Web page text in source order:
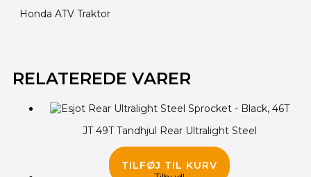
Honda ATV Traktor
RELATEREDE VARER
JT 49T Tandhjul Rear Ultralight Steel
TILFØJ TIL KURV
oprindelige
pris
530.00 kr..375.00 kr..
oprindelige
pris
100.00 kr..75.00 kr..
oprindelige
pris
100.00 kr..75.00 kr..
oprindelige
pris
690.00 kr..495.00 kr..